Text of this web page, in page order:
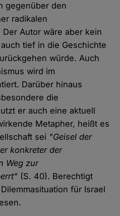
gegenüber den
radikalen
Autor wäre aber kein
tief in die Geschichte
würde. Auch
wird im
Darüber hinaus
die
er auch eine aktuell
Metapher, heißt es
sei "Geisel der
konkreter der
Weg zur
(S. 40). Berechtigt
für Israel